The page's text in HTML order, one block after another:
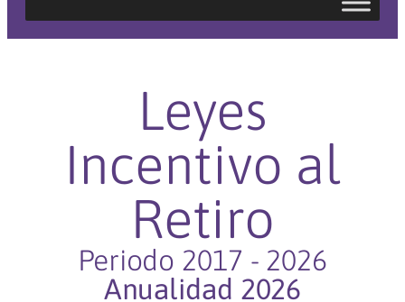
Leyes
Incentivo al
Retiro
Periodo 2017 - 2026
Anualidad 2026